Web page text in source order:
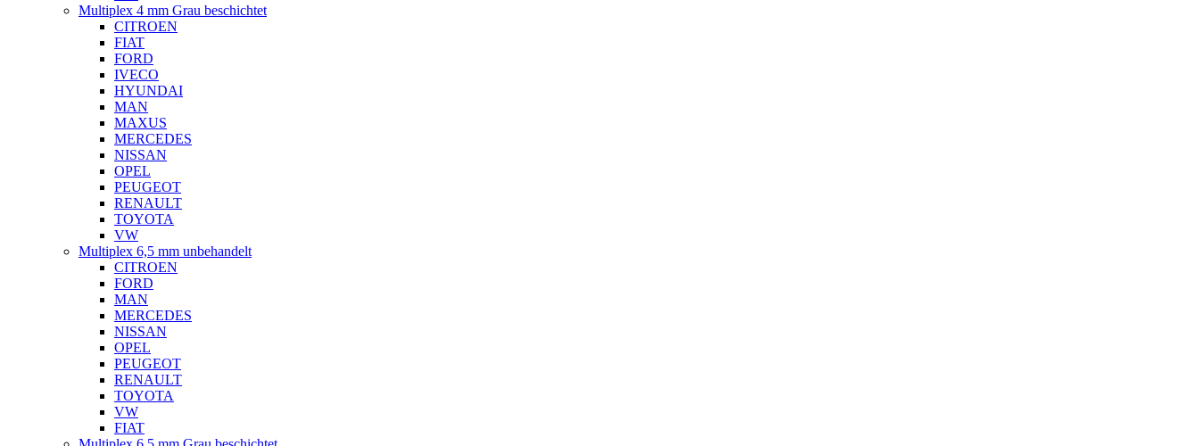
Multiplex 4 mm Grau beschichtet
CITROEN
FIAT
FORD
IVECO
HYUNDAI
MAN
MAXUS
MERCEDES
NISSAN
OPEL
PEUGEOT
RENAULT
TOYOTA
VW
Multiplex 6,5 mm unbehandelt
CITROEN
FORD
MAN
MERCEDES
NISSAN
OPEL
PEUGEOT
RENAULT
TOYOTA
VW
FIAT